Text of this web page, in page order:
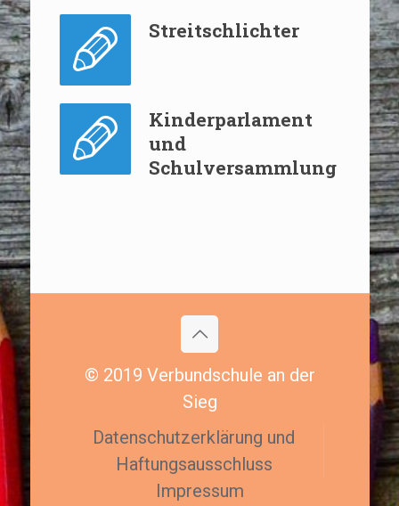
Streitschlichter
Kinderparlament
und
Schulversammlung
© 2019 Verbundschule an der
Sieg
Datenschutzerklärung und
Haftungsausschluss
Impressum